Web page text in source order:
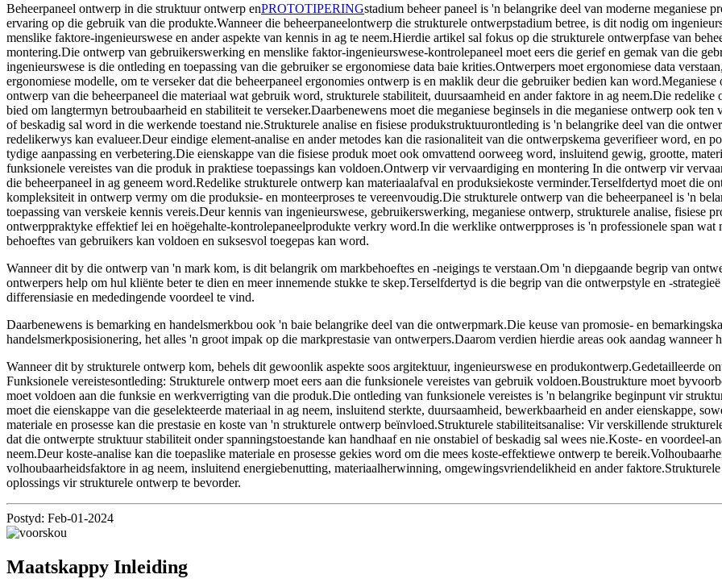
Beheerpaneel ontwerp in die struktuur ontwerp enPROTOTIPERINGstadium beheer paneel is 'n belangrike deel van moderne meganiese
ervaring op die gebruik van die produkte.Wanneer die beheerpaneelontwerp die strukturele ontwerpstadium betree, is dit nodig om
menslike faktore-ingenieurswese en ander aspekte van kennis in ag te neem.Hierdie artikel sal fokus op die strukturele ontwerpfase van
montering.Die ontwerp van gebruikerswerking en menslike faktor-ingenieurswese-kontrolepaneel moet eers die gerief en gemak van die
ingenieurswese is die ontleding en toepassing van die gebruiker se ergonomiese data baie krities.Ontwerpers moet ergonomiese data
ergonomiese modelle, om te verseker dat die beheerpaneel ergonomies ontwerp is en maklik deur die gebruiker bedien kan
ontwerp van die beheerpaneel die materiaal wat gebruik word, strukturele stabiliteit, duursaamheid en ander faktore in ag neem.Die
bied om langtermyn betroubaarheid en stabiliteit te verseker.Daarbenewens moet die meganiese beginsels in die meganiese ontwerp ook
of beskadig sal word in die werkende toestand nie.Strukturele analise en fisiese produkstruktuurontleding is 'n belangrike deel van die
redelikerwys kan evalueer.Deur eindige element-analise en ander metodes kan die rasionaliteit van die ontwerpskema geverifieer word, en
tydige aanpassing en verbetering.Die eienskappe van die fisiese produk moet ook omvattend oorweeg word, insluitend gewig, grootte,
funksionele vereistes van die produk in praktiese toepassings kan voldoen.Ontwerp vir vervaardiging en montering In die ontwerp vir
die beheerpaneel in ag geneem word.Redelike strukturele ontwerp kan materiaalafval en produksiekoste verminder.Terselfdertyd moet die
kompleksiteit in ontwerp vermy om die produksie- en monteerproses te vereenvoudig.Die strukturele ontwerp van die beheerpaneel is 'n
toepassing van verskeie kennis vereis.Deur kennis van ingenieurswese, gebruikerswerking, meganiese ontwerp, strukturele analise, fisiese
ontwerppraktyke effektief lei en hoëgehalte-kontrolepaneelprodukte verkry word.In die werklike ontwerpproses is 'n professionele span wat
behoeftes van gebruikers kan voldoen en suksesvol toegepas kan word.
Wanneer dit by die ontwerp van 'n mark kom, is dit belangrik om markbehoeftes en -neigings te verstaan.Om 'n diepgaande begrip van
ontwerpers help om hul kliënte beter te dien en meer innemende stukke te skep.Terselfdertyd is die begrip van die ontwerpstyle en -
differensiasie en mededingende voordeel te vind.
Daarbenewens is bemarking en handelsmerkbou ook 'n baie belangrike deel van die ontwerpmark.Die keuse van promosie- en
handelsmerkposisionering, het alles 'n groot impak op die markprestasie van ontwerpers.Daarom verdien hierdie areas ook aandag
Wanneer dit by strukturele ontwerp kom, behels dit gewoonlik aspekte soos argitektuur, ingenieurswese en produkontwerp.Gedetailleerde
Funksionele vereistesontleding: Strukturele ontwerp moet eers aan die funksionele vereistes van gebruik voldoen.Boustrukture moet
moet voldoen aan die funksie en werkverrigting van die produk.Die ontleding van funksionele vereistes is 'n belangrike beginpunt vir
moet die eienskappe van die geselekteerde materiaal in ag neem, insluitend sterkte, duursaamheid, bewerkbaarheid en ander eienskappe,
materiale en prosesse kan die prestasie en koste van 'n strukturele ontwerp beïnvloed.Strukturele stabiliteitsanalise: Vir verskillende
dat die ontwerpte struktuur stabiliteit onder spanningstoestande kan handhaaf en nie onstabiel of beskadig sal wees nie.Koste- en voordeel-
neem.Deur koste-analise kan die toepaslike materiale en prosesse gekies word om die mees koste-effektiewe ontwerp te
volhoubaarheidsfaktore in ag neem, insluitend energiebenutting, materiaalherwinning, omgewingsvriendelikheid en ander
oplossings vir strukturele ontwerp te bevorder.
Postyd: Feb-01-2024
Maatskappy Inleiding